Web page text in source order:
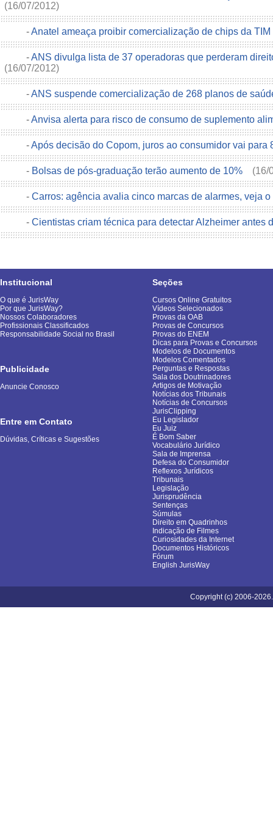
(16/07/2012)
-Anatel ameaça proibir comercialização de chips da TIM
-ANS divulga lista de 37 operadoras que perderam
(16/07/2012)
-ANS suspende comercialização de 268 planos de
-Anvisa alerta para risco de consumo de suplemento
-Após decisão do Copom, juros ao consumidor vai para
- Bolsas de pós-graduação terão aumento de 10% (16/
- Carros: agência avalia cinco marcas de alarmes, veja
- Cientistas criam técnica para detectar Alzheimer antes
Institucional
O que é JurisWay
Por que JurisWay?
Nossos Colaboradores
Profissionais Classificados
Responsabilidade Social no Brasil
Publicidade
Anuncie Conosco
Entre em Contato
Dúvidas, Críticas e Sugestões
Seções
Cursos Online Gratuitos
Vídeos Selecionados
Provas da OAB
Provas de Concursos
Provas do ENEM
Dicas para Provas e Concursos
Modelos de Documentos
Modelos Comentados
Perguntas e Respostas
Sala dos Doutrinadores
Artigos de Motivação
Notícias dos Tribunais
Notícias de Concursos
JurisClipping
Eu Legislador
Eu Juiz
É Bom Saber
Vocabulário Jurídico
Sala de Imprensa
Defesa do Consumidor
Reflexos Jurídicos
Tribunais
Legislação
Jurisprudência
Sentenças
Súmulas
Direito em Quadrinhos
Indicação de Filmes
Curiosidades da Internet
Documentos Históricos
Fórum
English JurisWay
Copyright (c) 2006-